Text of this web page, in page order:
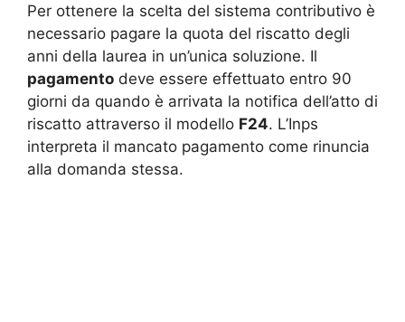
Per ottenere la scelta del sistema contributivo è
necessario pagare la quota del riscatto degli
anni della laurea in un’unica soluzione. Il
pagamento deve essere effettuato entro 90
giorni da quando è arrivata la notifica dell’atto di
riscatto attraverso il modello F24. L’Inps
interpreta il mancato pagamento come rinuncia
alla domanda stessa.